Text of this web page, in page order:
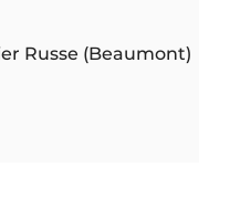
Russe (Beaumont)